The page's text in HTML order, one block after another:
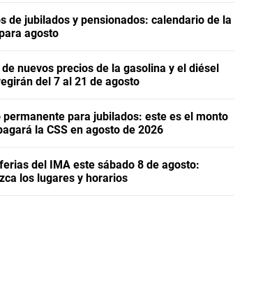
de jubilados y pensionados: calendario de la
agosto
nuevos precios de la gasolina y el diésel
del 7 al 21 de agosto
permanente para jubilados: este es el monto
la CSS en agosto de 2026
del IMA este sábado 8 de agosto:
los lugares y horarios